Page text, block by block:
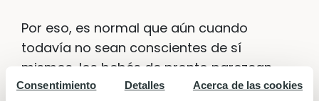
Consentimiento Detalles Acerca de las cookies
Por eso, es normal que aún cuando
todavía no sean conscientes de sí
mismos, los bebés de pronto parezcan
temerle al espejo.Es importante